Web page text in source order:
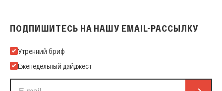
ПОДПИШИТЕСЬ НА НАШУ EMAIL-РАССЫЛКУ
Подпишитесь на нашу Email-рассылку
Утренний бриф
Еженедельный дайджест